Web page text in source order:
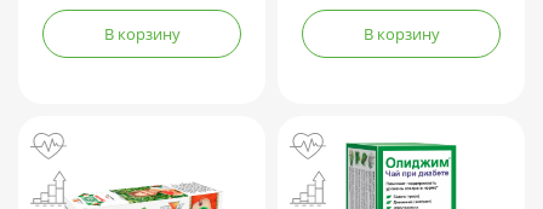
В корзину В корзину